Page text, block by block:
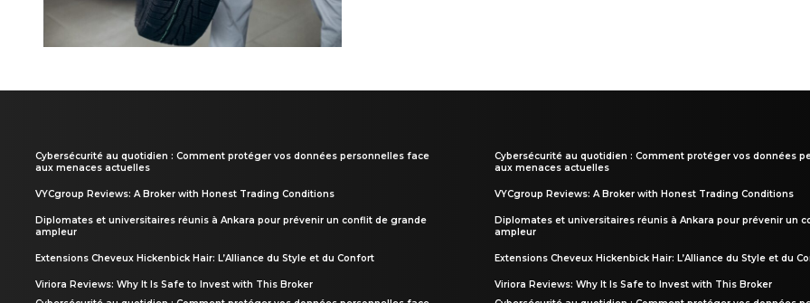
Cybersécurité au quotidien : Comment protéger vos données personnelles face
aux menaces actuelles
VYCgroup Reviews: A Broker with Honest Trading Conditions
Diplomates et universitaires réunis à Ankara pour prévenir un conflit de grande
ampleur
Extensions Cheveux Hickenbick Hair: L’Alliance du Style et du Confort
Viriora Reviews: Why It Is Safe to Invest with This Broker
Cybersécurité au quotidien : Comment protéger vos données
aux menaces actuelles
VYCgroup Reviews: A Broker with Honest Trading Conditions
Diplomates et universitaires réunis à Ankara pour prévenir un
ampleur
Extensions Cheveux Hickenbick Hair: L’Alliance du Style et du
Viriora Reviews: Why It Is Safe to Invest with This Broker